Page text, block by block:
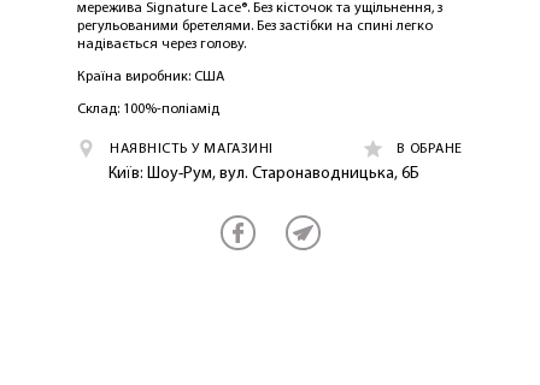
мережива Signature Lace®. Без кісточок та ущільнення, з
регульованими бретелями. Без застібки на спині легко
надівається через голову.
Країна виробник: США
Склад: 100%-поліамід
НАЯВНІСТЬ У МАГАЗИНІ В ОБРАНЕ
Київ: Шоу-Рум, вул. Старонаводницька, 6Б